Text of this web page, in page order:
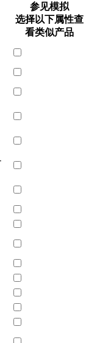
参见模拟
选择以下属性查
看类似产品